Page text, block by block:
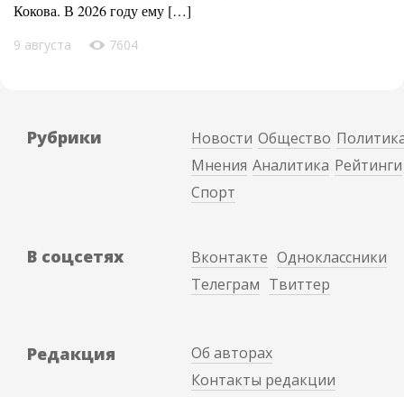
Кокова. В 2026 году ему […]
9 августа 7604
Рубрики Новости Общество
Мнения Аналитика Рейтинги
Спорт
В соцсетях Вконтакте Одноклассники
Телеграм Твиттер
Редакция
Об авторах
Контакты редакции